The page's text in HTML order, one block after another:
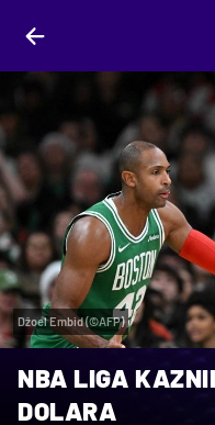
Džoel Embid (©AFP)
NBA LIGA
DOLARA